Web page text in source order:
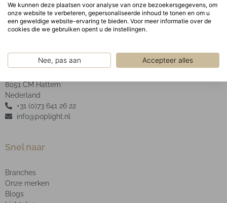
We kunnen deze plaatsen voor analyse van onze bezoekersgegevens, om
onze website te verbeteren, gepersonaliseerde inhoud te tonen en om u
een geweldige website-ervaring te bieden. Voor meer informatie over de
cookies die we gebruiken opent u de instellingen.
Nee, pas aan Accepteer alles
8051 CM Hattem
Nederland
+31 (0)73 641 26 22
info@poplight.nl
Snel naar
Branches
Onze merken
Blogs